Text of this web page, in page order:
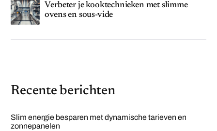
Verbeter je kooktechnieken met slimme
ovens en sous-vide
Recente berichten
Slim energie besparen met dynamische tarieven en
zonnepanelen